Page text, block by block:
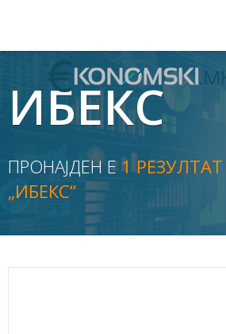
АКТУЕЛНО
ЕКОНОМИЈА
ФИНАНСИИ
БАНКАРСТВО
ЖИВОТ
ИБЕКС
ПРОНАЈДЕН Е1 РЕЗУЛТАТ
„ИБЕКС“